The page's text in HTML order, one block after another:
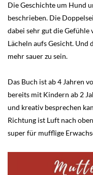
Die Geschichte um Hund
beschrieben. Die
dabei sehr gut die
Lächeln aufs Gesicht. Und
mehr sauer zu sein.
Das Buch ist ab 4 Jahren
bereits mit Kindern ab 2
und kreativ besprechen
Richtung ist Luft nach
super für mufflige